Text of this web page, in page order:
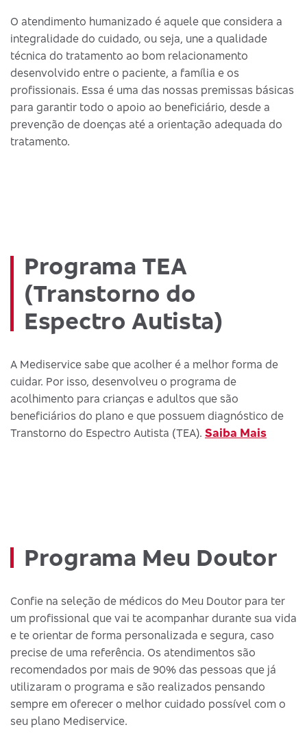
O atendimento humanizado é aquele que considera a
integralidade do cuidado, ou seja, une a qualidade
técnica do tratamento ao bom relacionamento
desenvolvido entre o paciente, a família e os
profissionais. Essa é uma das nossas premissas básicas
para garantir todo o apoio ao beneficiário, desde a
prevenção de doenças até a orientação adequada do
tratamento.
Programa TEA
(Transtorno do
Espectro Autista)
A Mediservice sabe que acolher é a melhor forma de
cuidar. Por isso, desenvolveu o programa de
acolhimento para crianças e adultos que são
beneficiários do plano e que possuem diagnóstico de
Transtorno do Espectro Autista (TEA). Saiba Mais
Programa Meu Doutor
Confie na seleção de médicos do Meu Doutor para ter
um profissional que vai te acompanhar durante sua vida
e te orientar de forma personalizada e segura, caso
precise de uma referência. Os atendimentos são
recomendados por mais de 90% das pessoas que já
utilizaram o programa e são realizados pensando
sempre em oferecer o melhor cuidado possível com o
seu plano Mediservice.